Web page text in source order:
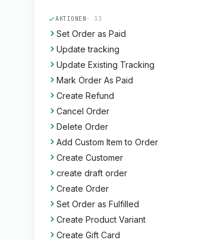
AKTIONEN · 33
Set Order as Paid
Update tracking
Update Existing Tracking
Mark Order As Paid
Create Refund
Cancel Order
Delete Order
Add Custom Item to Order
Create Customer
create draft order
Create Order
Set Order as Fulfilled
Create Product Variant
Create Gift Card